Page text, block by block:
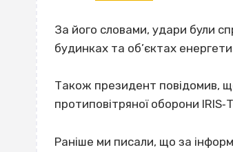
За його словами, удари були
будинках та об’єктах
Також президент повідомив,
протиповітряної оборони
Раніше ми писали, що за